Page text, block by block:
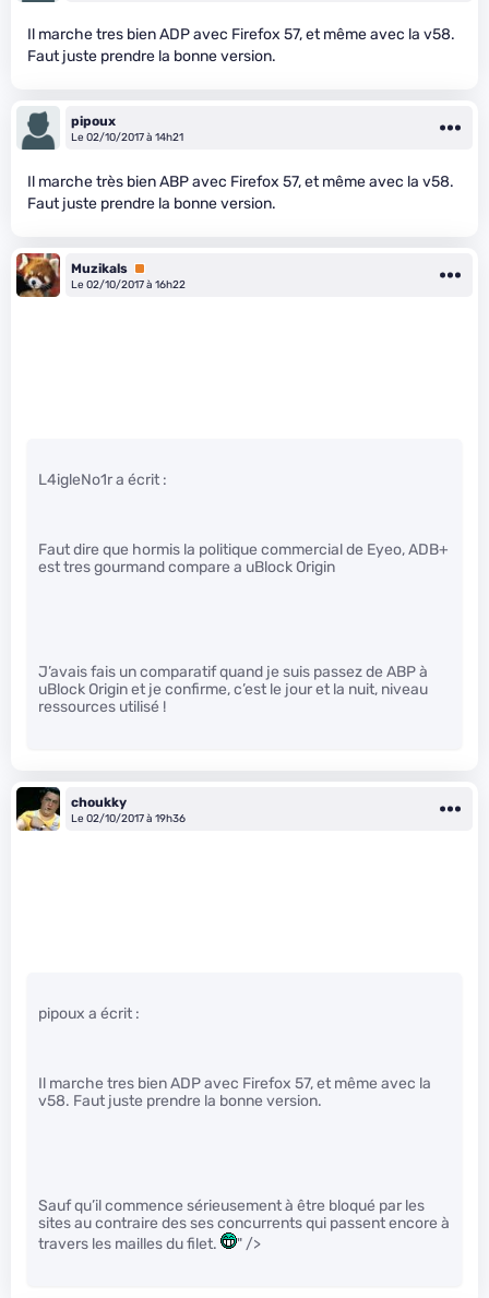
Il marche tres bien ADP avec Firefox 57, et même avec la v58.
Faut juste prendre la bonne version.
pipoux
Le 02/10/2017 à 14h21
Il marche très bien ABP avec Firefox 57, et même avec la v58.
Faut juste prendre la bonne version.
Muzikals Premium
Le 02/10/2017 à 16h22
L4igleNo1r a écrit :
Faut dire que hormis la politique commercial de Eyeo, ADB+
est tres gourmand compare a uBlock Origin
J’avais fais un comparatif quand je suis passez de ABP à
uBlock Origin et je confirme, c’est le jour et la nuit, niveau
ressources utilisé !
choukky
Le 02/10/2017 à 19h36
pipoux a écrit :
Il marche tres bien ADP avec Firefox 57, et même avec la
v58. Faut juste prendre la bonne version.
Sauf qu’il commence sérieusement à être bloqué par les
sites au contraire des ses concurrents qui passent encore à
travers les mailles du filet.
" />